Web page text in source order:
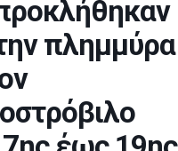
πλημμύρα